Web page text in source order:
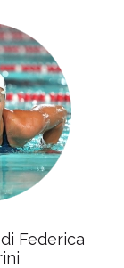
Federica